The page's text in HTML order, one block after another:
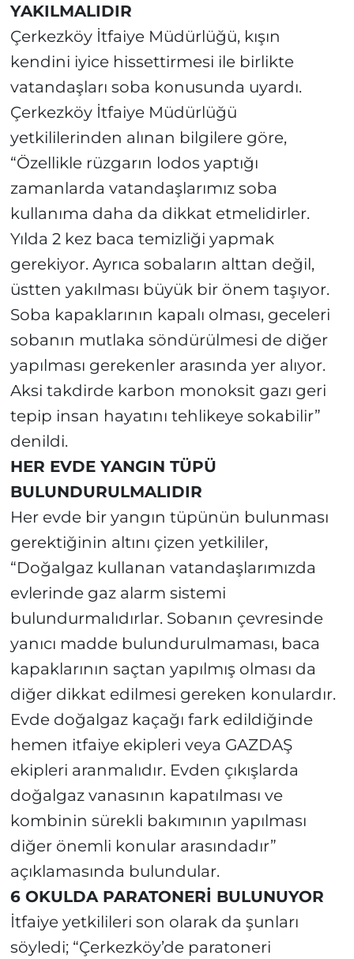
YAKILMALIDIR
Çerkezköy İtfaiye Müdürlüğü, kışın
kendini iyice hissettirmesi ile birlikte
vatandaşları soba konusunda uyardı.
Çerkezköy İtfaiye Müdürlüğü
yetkililerinden alınan bilgilere göre,
“Özellikle rüzgarın lodos yaptığı
zamanlarda vatandaşlarımız soba
kullanıma daha da dikkat etmelidirler.
Yılda 2 kez baca temizliği yapmak
gerekiyor. Ayrıca sobaların alttan değil,
üstten yakılması büyük bir önem taşıyor.
Soba kapaklarının kapalı olması, geceleri
sobanın mutlaka söndürülmesi de diğer
yapılması gerekenler arasında yer alıyor.
Aksi takdirde karbon monoksit gazı geri
tepip insan hayatını tehlikeye sokabilir”
denildi.
HER EVDE YANGIN TÜPÜ
BULUNDURULMALIDIR
Her evde bir yangın tüpünün bulunması
gerektiğinin altını çizen yetkililer,
“Doğalgaz kullanan vatandaşlarımızda
evlerinde gaz alarm sistemi
bulundurmalıdırlar. Sobanın çevresinde
yanıcı madde bulundurulmaması, baca
kapaklarının saçtan yapılmış olması da
diğer dikkat edilmesi gereken konulardır.
Evde doğalgaz kaçağı fark edildiğinde
hemen itfaiye ekipleri veya GAZDAŞ
ekipleri aranmalıdır. Evden çıkışlarda
doğalgaz vanasının kapatılması ve
kombinin sürekli bakımının yapılması
diğer önemli konular arasındadır”
açıklamasında bulundular.
6 OKULDA PARATONERİ BULUNUYOR
İtfaiye yetkilileri son olarak da şunları
söyledi; “Çerkezköy’de paratoneri